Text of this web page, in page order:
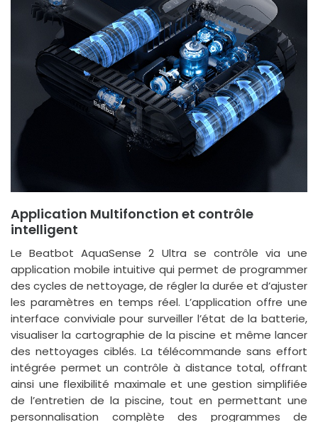
Application Multifonction et contrôle
intelligent
Le Beatbot AquaSense 2 Ultra se contrôle via une
application mobile intuitive qui permet de programmer
des cycles de nettoyage, de régler la durée et d’ajuster
les paramètres en temps réel. L’application offre une
interface conviviale pour surveiller l’état de la batterie,
visualiser la cartographie de la piscine et même lancer
des nettoyages ciblés. La télécommande sans effort
intégrée permet un contrôle à distance total, offrant
ainsi une flexibilité maximale et une gestion simplifiée
de l’entretien de la piscine, tout en permettant une
personnalisation complète des programmes de